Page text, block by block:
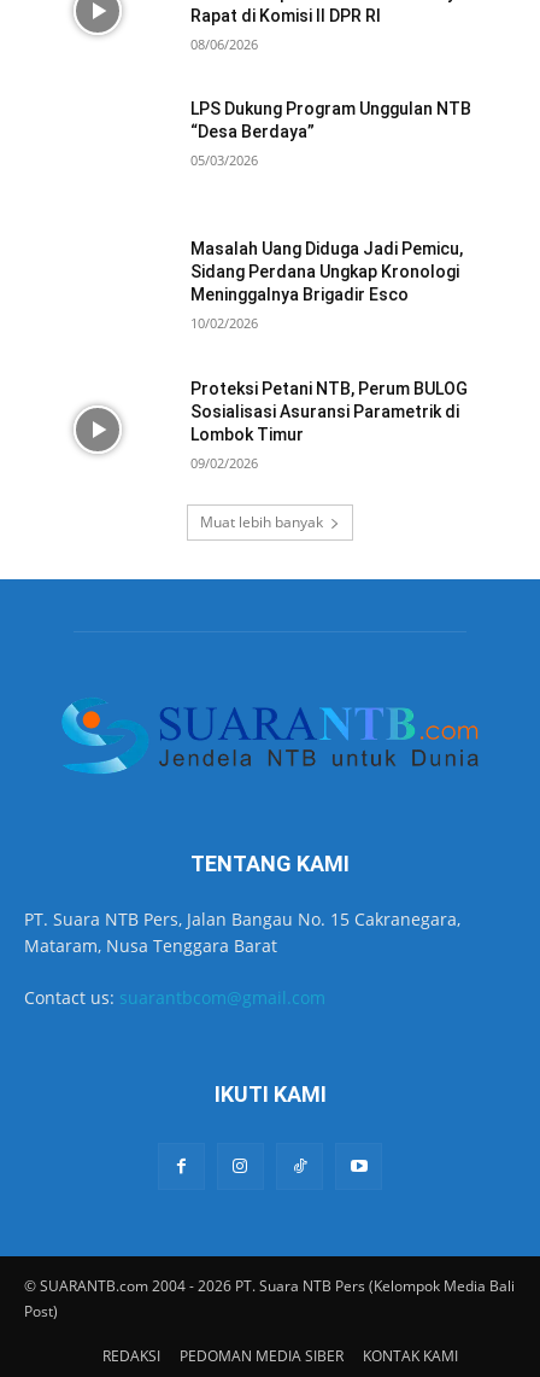
Rapat di Komisi II DPR RI
08/06/2026
LPS Dukung Program Unggulan NTB
“Desa Berdaya”
05/03/2026
Masalah Uang Diduga Jadi Pemicu,
Sidang Perdana Ungkap Kronologi
Meninggalnya Brigadir Esco
10/02/2026
Proteksi Petani NTB, Perum BULOG
Sosialisasi Asuransi Parametrik di
Lombok Timur
09/02/2026
Muat lebih banyak
TENTANG KAMI
PT. Suara NTB Pers, Jalan Bangau No. 15 Cakranegara,
Mataram, Nusa Tenggara Barat
Contact us: suarantbcom@gmail.com
IKUTI KAMI
© SUARANTB.com 2004 - 2026 PT. Suara NTB Pers (Kelompok Media Bali
Post)
REDAKSI PEDOMAN MEDIA SIBER KONTAK KAMI